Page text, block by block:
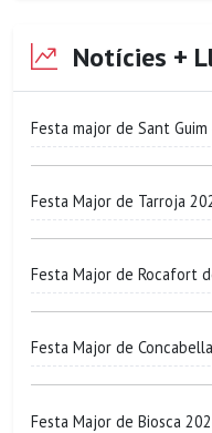
Notícies +
Festa major de Sant
Festa Major de Tarroja
Festa Major de Rocafort
Festa Major de
Festa Major de Biosca